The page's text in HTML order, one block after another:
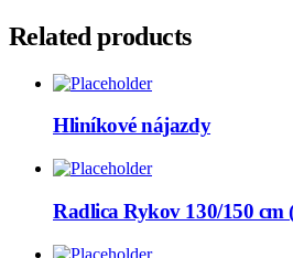
Related products
Hliníkové nájazdy
Radlica Rykov 130/150 cm